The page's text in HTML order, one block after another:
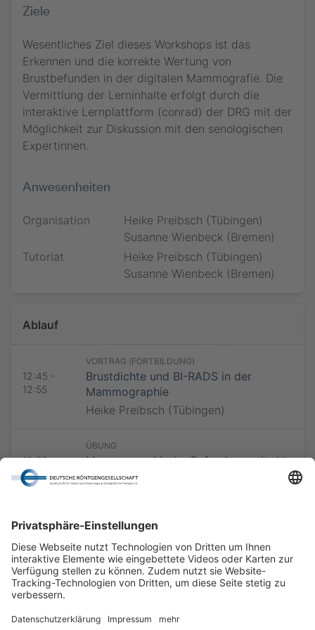
Vorname *
Nachname *
Jetzt teilnehmen
Datenschutzhinweise
Jetzt teilnehmen
Ziele
Wesentliches Ziel dieses Workshops ist das
Erkennen und die korrekte Wertung von
Brustbefunden in der digitalen Mammografie. Die
Vermittlung der Lerninhalte erfolgt durch die
interaktive Lernplattform (conrad) der DRG mit der
Möglichkeit zur Diskussion mit den senologischen
Expertinnen.
Anwesenheiten
Organisation
Heike Preibsch (Tübingen)
Susanne Wienbeck (Bremen)
Tutoriat
Heike Preibsch (Tübingen)
Susanne Wienbeck (Bremen)
Ablauf
12:45 -
12:55
VORTRAG (FORTBILDUNG)
Brustdichte und BI-RADS in der
Mammographie
Heike Preibsch (Tübingen)
12:55 -
14:15
ÜBUNG
Mammographische Befundung mit
der interaktiven Lernplattform
Nachname *
E-Mail-Adresse *
E-Mail-Adresse *
Datenschutzhinweise